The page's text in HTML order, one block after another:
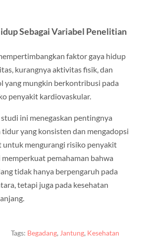
Sebagai Variabel Penelitian
faktor gaya hidup
kurangnya aktivitas fisik, dan
yang mungkin berkontribusi pada
penyakit kardiovaskular.
ini menegaskan pentingnya
yang konsisten dan mengadopsi
untuk mengurangi risiko penyakit
pemahaman bahwa
tidak hanya berpengaruh pada
tetapi juga pada kesehatan
Tags: Begadang, Jantung, Kesehatan